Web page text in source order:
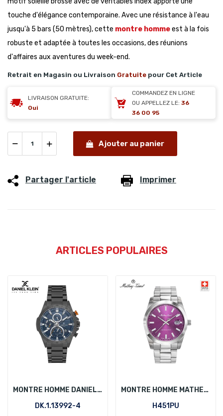
touche d'élégance contemporaine. Avec une résistance à l'eau
jusqu'à 5 bars (50 mètres), cette montre hommeest à la fois
robuste et adaptée à toutes les occasions, des réunions
d'affaires aux aventures du week-end.
Retrait en Magasin ou Livraison Gratuite pour Cet Article
LIVRAISON GRATUITE:
Oui
COMMANDEZ EN LIGNE
OU APPELLEZ LE: 36
36 00 95
Ajouter au panier
Partager l'article Imprimer
ARTICLES POPULAIRES
MONTRE HOMME DANIEL KLEIN DK.1.13992-4
DK.1.13992-4
MONTRE HOMME MATHEY-TISSOT H451PU
H451PU